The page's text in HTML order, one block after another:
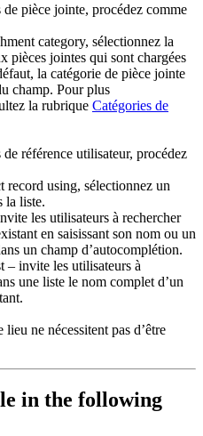
pièce jointe, procédez comme
category, sélectionnez la
pièces jointes qui sont chargées
la catégorie de pièce jointe
champ. Pour plus
la rubrique Catégories de
référence utilisateur, procédez
record using, sélectionnez un
la liste.
les utilisateurs à rechercher
en saisissant son nom ou un
un champ d’autocomplétion.
– invite les utilisateurs à
une liste le nom complet d’un
lieu ne nécessitent pas d’être
in the following